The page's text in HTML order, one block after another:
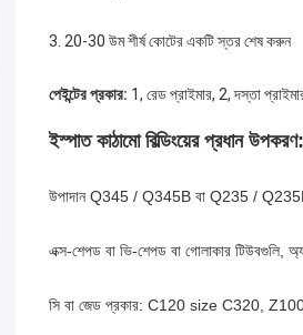
3. 20-30 উম শীর্ষ কোটের একটি স্তর শেষ করুন
পেইন্টের প্রকার: 1, রেড প্রাইমার, 2, দস্তা
ইস্পাত কাঠামো বিল্ডিংয়ের প্রধান উপকরণ:
উপাদান Q345 / Q345B বা Q235 / Q235B
এক্স-শেপড বা ভি-শেপড বা গোলাকার টিউবগুলি,
সি বা জেড প্রকার: C120 size C320,